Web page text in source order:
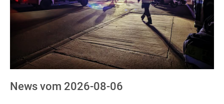
News vom 2026-08-06